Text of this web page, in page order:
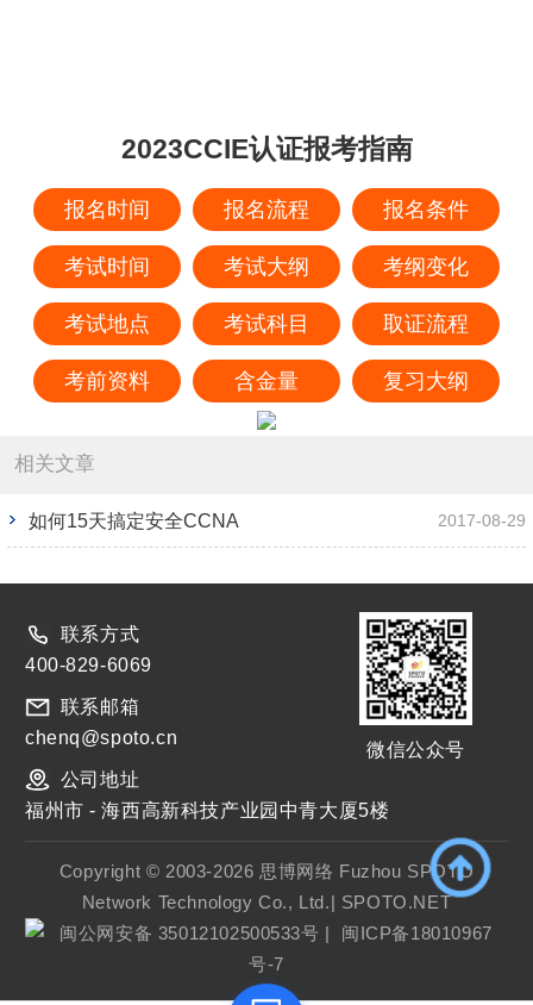
2023CCIE认证报考指南
报名时间 报名流程 报名条件
考试时间 考试大纲 考纲变化
考试地点 考试科目 取证流程
考前资料 含金量 复习大纲
相关文章
如何15天搞定安全CCNA 2017-08-29
联系方式
400-829-6069
联系邮箱
chenq@spoto.cn
公司地址
微信公众号
福州市 - 海西高新科技产业园中青大厦5楼
Copyright © 2003-2026 思博网络 Fuzhou SPOTO
Network Technology Co., Ltd.| SPOTO.NET
闽公网安备 35012102500533号 | 闽ICP备18010967
号-7